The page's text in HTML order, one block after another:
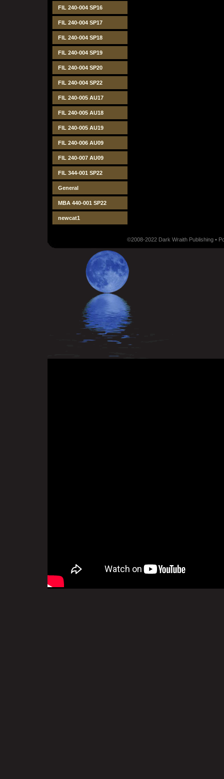
FIL 240-004 SP16
FIL 240-004 SP17
FIL 240-004 SP18
FIL 240-004 SP19
FIL 240-004 SP20
FIL 240-004 SP22
FIL 240-005 AU17
FIL 240-005 AU18
FIL 240-005 AU19
FIL 240-006 AU09
FIL 240-007 AU09
FIL 344-001 SP22
General
MBA 440-001 SP22
newcat1
©2008-2022 Dark Wraith Publishing •